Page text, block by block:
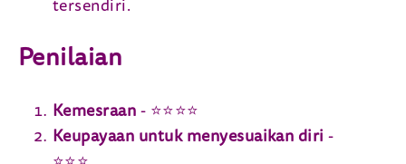
tersendiri.
Penilaian
Kemesraan- ⭐⭐⭐⭐
Keupayaan untuk menyesuaikan diri -